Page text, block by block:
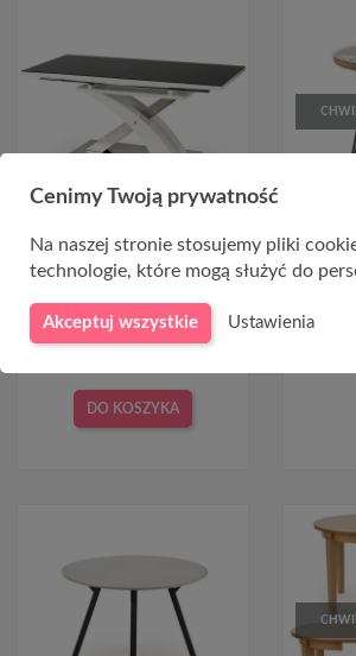
Stół czarny szklany
rozkładany 160x90cm
SANDOR 2
2 599,00 zł
DO KOSZYKA
Stół
Cenimy Twoją prywatność
Na naszej stronie stosujemy pliki
technologie, które mogą służyć do
Akceptuj wszystkie Ustawienia